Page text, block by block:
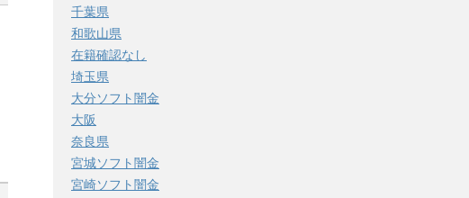
千葉県
和歌山県
在籍確認なし
埼玉県
大分ソフト闇金
大阪
奈良県
宮城ソフト闇金
宮崎ソフト闇金